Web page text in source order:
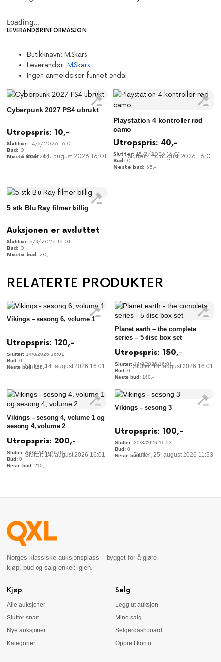
Loading...
LEVERANDØRINFORMASJON
Butikknavn: M.Skars
Leverandør: M.Skars
Ingen anmeldelser funnet enda!
Slutter: 14. august 2026 16:01
Cyberpunk 2027 PS4 ubrukt
Utropspris: 10,-
14/8/2026 16:01
0
20,- Slutter: 15. august 2026 16:01
Playstation 4 kontroller rød
camo
Utropspris: 40,-
15/8/2026 16:01
0
65,-
5 stk Blu Ray filmer billig
Auksjonen er avsluttet
8/8/2026 16:01
0
20,-
RELATERTE PRODUKTER
Slutter: 14. august 2026 16:01
Vikings – sesong 6, volume 1
Utropspris: 120,-
14/8/2026 16:01
0
125,- Slutter: 14. august 2026 16:01
Planet earth – the complete
series – 5 disc box set
Utropspris: 150,-
14/8/2026 16:01
0
160 ,-
Slutter: 14. august 2026 16:01
Vikings – sesong 4, volume 1 og
sesong 4, volume 2
Utropspris: 200,-
14/8/2026 16:01
0
210 ,-
Slutter: 25. august 2026 11:53
Vikings – sesong 3
Utropspris: 100,-
25/8/2026 11:53
0
105,-
Norges klassiske auksjonsplass – bygget for å gjøre
kjøp, bud og salg enkelt igjen.
Kjøp
Alle auksjoner
Slutter snart
Nye auksjoner
Kategorier
Selg
Legg ut auksjon
Mine salg
Selgerdashboard
Opprett konto